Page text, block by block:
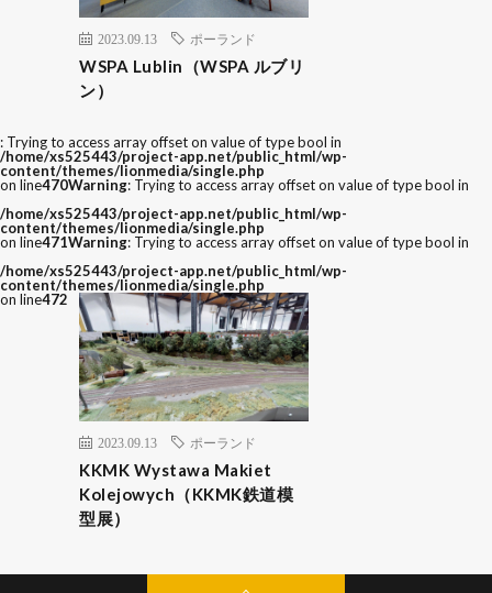
2023.09.13 ポーランド
WSPA Lublin（WSPA ルブリ
ン）
: Trying to access array offset on value of type bool in
/home/xs525443/project-app.net/public_html/wp-
content/themes/lionmedia/single.php
on line470Warning: Trying to access array offset on value of type bool in
/home/xs525443/project-app.net/public_html/wp-
content/themes/lionmedia/single.php
on line471Warning: Trying to access array offset on value of type bool in
/home/xs525443/project-app.net/public_html/wp-
content/themes/lionmedia/single.php
on line472
2023.09.13 ポーランド
KKMK Wystawa Makiet
Kolejowych（KKMK鉄道模
型展）